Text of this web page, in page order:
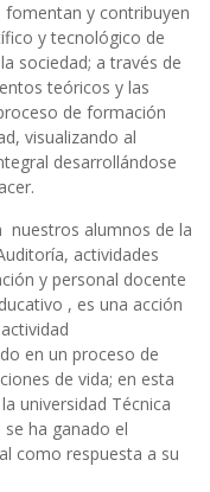
y contribuyen
y tecnológico de
sociedad; a través de
teóricos y las
de formación
visualizando al
desarrollándose
nuestros alumnos de la
actividades
y personal docente
, es una acción
en un proceso de
de vida; en esta
universidad Técnica
ha ganado el
como respuesta a su